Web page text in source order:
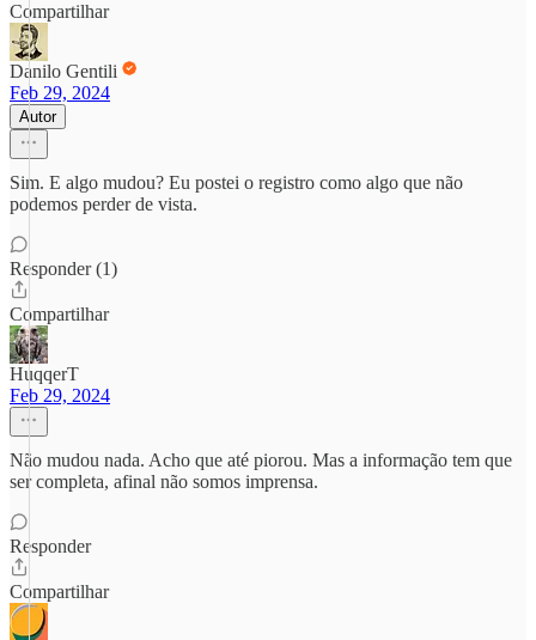
Compartilhar
Danilo Gentili
Feb 29, 2024
Autor
Sim. E algo mudou? Eu postei o registro como algo que não
podemos perder de vista.
Responder (1)
Compartilhar
HuqqerT
Feb 29, 2024
Não mudou nada. Acho que até piorou. Mas a informação tem que
ser completa, afinal não somos imprensa.
Responder
Compartilhar